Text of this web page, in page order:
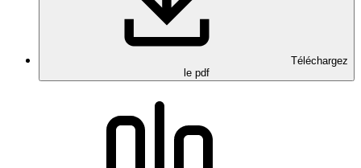
Téléchargez
le pdf